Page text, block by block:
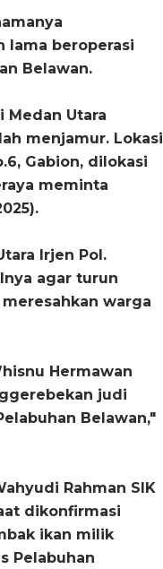
lama beroperasi
Belawan.
Utara
menjamur. Lokasi
Gabion, dilokasi
meminta
Irjen Pol.
agar turun
warga
Hermawan
judi
Belawan,"
Rahman SIK
dikonfirmasi
ikan milik
Pelabuhan